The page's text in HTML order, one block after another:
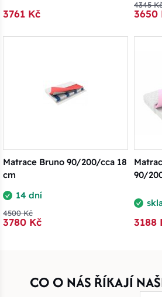
3761 Kč
4345
3650
Matrace Bruno 90/200/cca 18
cm
14 dní
4500 Kč
3780 Kč
90/
3188
CO O NÁS ŘÍKAJÍ